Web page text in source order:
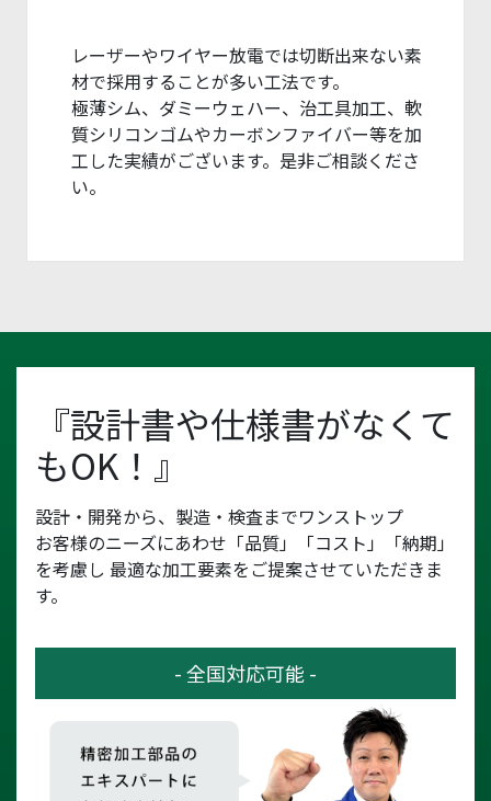
レーザーやワイヤー放電では切断出来ない素
材で採用することが多い工法です。
極薄シム、ダミーウェハー、治工具加工、軟
質シリコンゴムやカーボンファイバー等を加
工した実績がございます。是非ご相談くださ
い。
『設計書や仕様書がなくて
もOK！』
設計・開発から、製造・検査までワンストップ
お客様のニーズにあわせ「品質」「コスト」「納期」
を考慮し 最適な加工要素をご提案させていただきま
す。
- 全国対応可能 -